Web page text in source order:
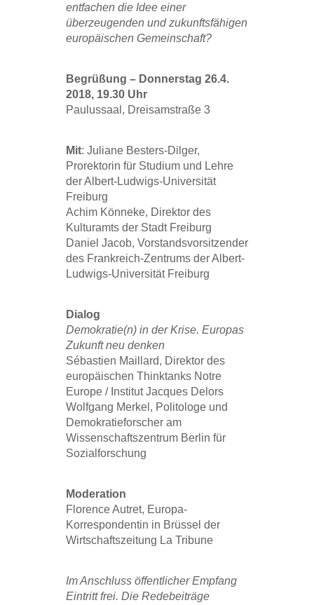
entfachen die Idee einer
überzeugenden und zukunftsfähigen
europäischen Gemeinschaft?
Begrüßung – Donnerstag 26.4.
2018, 19.30 Uhr
Paulussaal, Dreisamstraße 3
Mit: Juliane Besters-Dilger,
Prorektorin für Studium und Lehre
der Albert-Ludwigs-Universität
Freiburg
Achim Könneke, Direktor des
Kulturamts der Stadt Freiburg
Daniel Jacob, Vorstandsvorsitzender
des Frankreich-Zentrums der Albert-
Ludwigs-Universität Freiburg
Dialog
Demokratie(n) in der Krise. Europas
Zukunft neu denken
Sébastien Maillard, Direktor des
europäischen Thinktanks Notre
Europe / Institut Jacques Delors
Wolfgang Merkel, Politologe und
Demokratieforscher am
Wissenschaftszentrum Berlin für
Sozialforschung
Moderation
Florence Autret, Europa-
Korrespondentin in Brüssel der
Wirtschaftszeitung La Tribune
Im Anschluss öffentlicher Empfang
Eintritt frei. Die Redebeiträge